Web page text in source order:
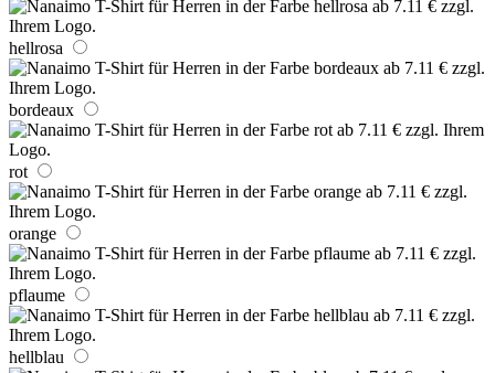
hellrosa
bordeaux
rot
orange
pflaume
hellblau